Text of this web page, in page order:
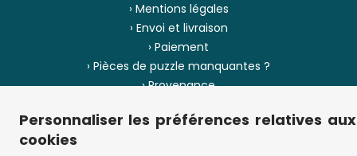
› Mentions légales
› Envoi et livraison
› Paiement
› Pièces de puzzle manquantes ?
› Provenance
› Plan du site
Personnaliser les préférences relatives aux
cookies